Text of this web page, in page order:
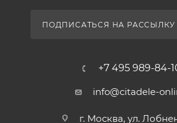
ПОДПИСАТЬСЯ НА РАССЫЛКУ
+7 495 989-84-
info@citadele-
г. Москва, ул.